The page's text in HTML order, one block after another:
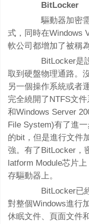
BitLocker
驅動器加密需
式，同時在Windows
軟公司都增加了被稱
BitLocker是
取到硬盤物理通路。
另一個操作系統或者
完全繞開了NTFS文
和Windows Server
File System)有了進
的bit，但是進行文件
強。有了BitLocker，
latform Module芯片
存驅動器上。
BitLocker已經
對整個Windows進行
休眠文件、頁面文件